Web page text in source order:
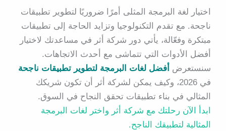
اختيار لغة البرمجة المثلى أمرًا ضروريًا لتطوير تطبيقات
ناجحة. مع تقدم التكنولوجيا وتزايد الحاجة إلى تطبيقات
مبتكرة وفعّالة، يأتي دور شركة أثر في مساعدتك لاختيار
أفضل الأدوات التي تتماشى مع أحدث الاتجاهات.
سنستعرض أفضل لغات البرمجة لتطوير تطبيقات ناجحة
في 2026، وكيف يمكن لشركة أثر أن تكون شريكك
المثالي في بناء تطبيقات تحقق النجاح في السوق.
ابدأ الآن رحلتك مع شركة أثر واختر لغات البرمجة
المثالية لتطبيقك الناجح.